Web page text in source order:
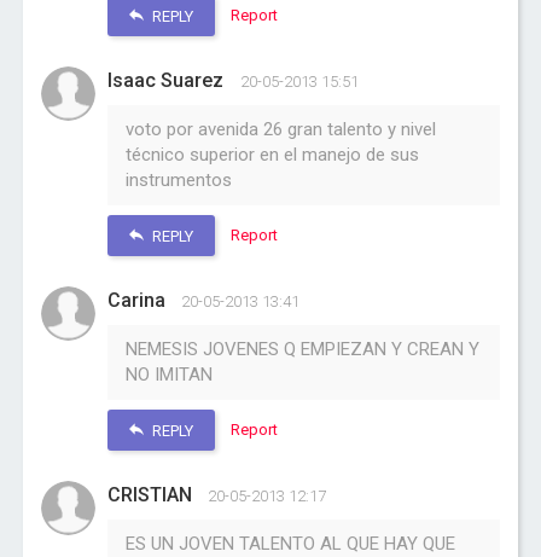
REPLY Report
Isaac Suarez 20-05-2013 15:51
voto por avenida 26 gran talento y nivel
técnico superior en el manejo de sus
instrumentos
REPLY Report
Carina 20-05-2013 13:41
NEMESIS JOVENES Q EMPIEZAN Y CREAN Y
NO IMITAN
REPLY Report
CRISTIAN 20-05-2013 12:17
ES UN JOVEN TALENTO AL QUE HAY QUE